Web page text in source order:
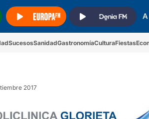
SucesosSanidadGastronomíaCulturaFiestas
2017